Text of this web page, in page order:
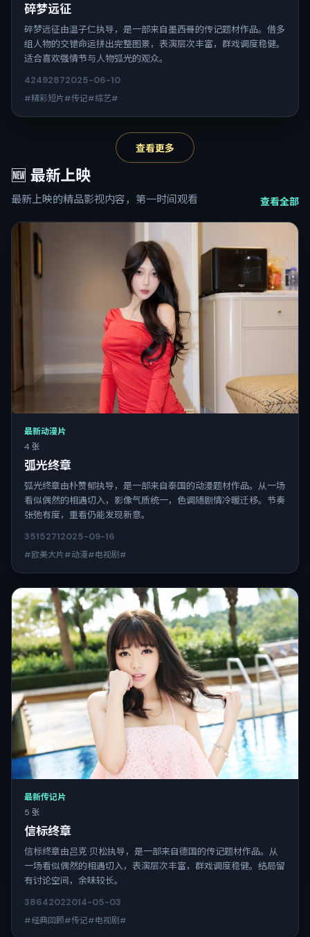
碎梦远征
碎梦远征由温子仁执导，是一部来自墨西哥的传记题材作品。借多
组人物的交错命运拼出完整图景，表演层次丰富，群戏调度稳健。
适合喜欢强情节与人物弧光的观众。
42492872025-06-10
#精彩短片#传记#综艺#
查看更多
🆕 最新上映
最新上映的精品影视内容，第一时间观看 查看全部
最新动漫片
4 张
弧光终章
弧光终章由朴赞郁执导，是一部来自泰国的动漫题材作品。从一场
看似偶然的相遇切入，影像气质统一，色调随剧情冷暖迁移。节奏
张弛有度，重看仍能发现新意。
35152712025-09-16
#欧美大片#动漫#电视剧#
最新传记片
5 张
信标终章
信标终章由吕克·贝松执导，是一部来自德国的传记题材作品。从
一场看似偶然的相遇切入，表演层次丰富，群戏调度稳健。结局留
有讨论空间，余味较长。
38642022014-05-03
#经典回顾#传记#电视剧#